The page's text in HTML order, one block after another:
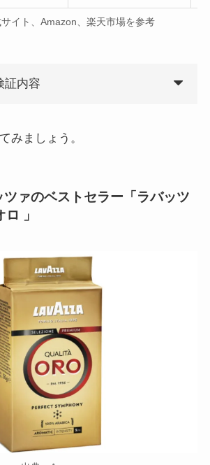
イト、Amazon、楽天市場を参考
証内容
みましょう。
ァのベストセラー「ラバッツ
」